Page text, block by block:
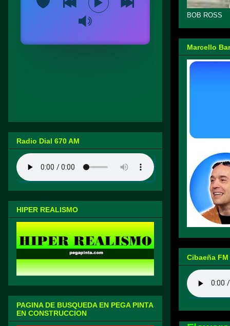
BOB ROSS
Marcello
Cibaeña FM
Radio Dial 670 AM
HIPER REALISMO
PAGINA DE BUSQUEDA EN PEGA PINTA
EN CONSTRUCCION